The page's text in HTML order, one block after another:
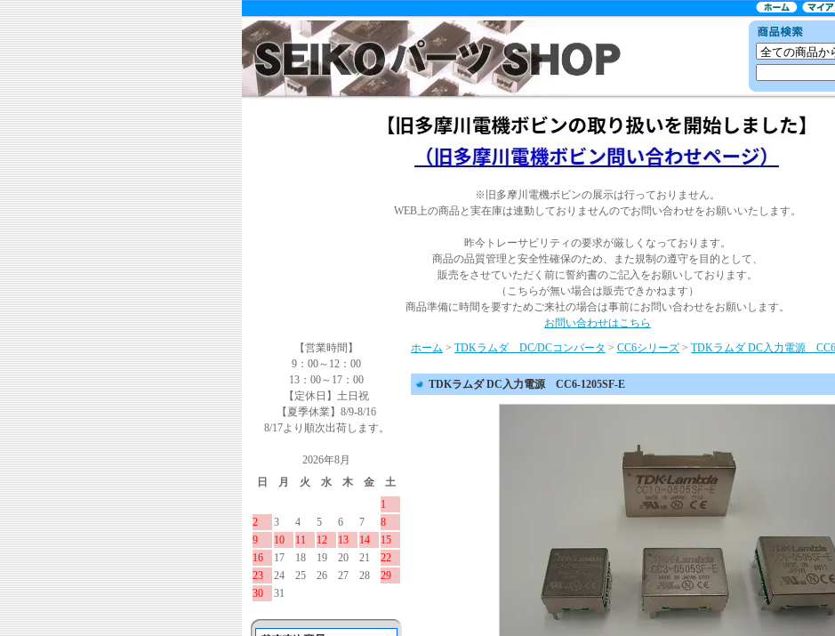
※旧多摩川電機ボビンの展示は行っておりません。
WEB上の商品と実在庫は連動しておりませんのでお問い合わせをお願いいたします。
昨今トレーサビリティの要求が厳しくなっております。
商品の品質管理と安全性確保のため、また規制の遵守を目的として、
販売をさせていただく前に誓約書のご記入をお願いしております。
（こちらが無い場合は販売できかねます）
商品準備に時間を要すためご来社の場合は事前にお問い合わせをお願いします。
お問い合わせはこちら
【営業時間】
9：00～12：00
13：00～17：00
【定休日】土日祝
【夏季休業】8/9-8/16
8/17より順次出荷します。
2026年8月
日
月 火 水 木 金
土
1
2
3 4 5 6 7
8
9
10 11 12 13 14
15
16
17 18 19 20 21
22
23
24 25 26 27 28
29
30
31
ホーム > TDKラムダ DC/DCコンバータ > CC6シリーズ > TDKラムダ DC入力電源
TDKラムダ DC入力電源 CC6-1205SF-E